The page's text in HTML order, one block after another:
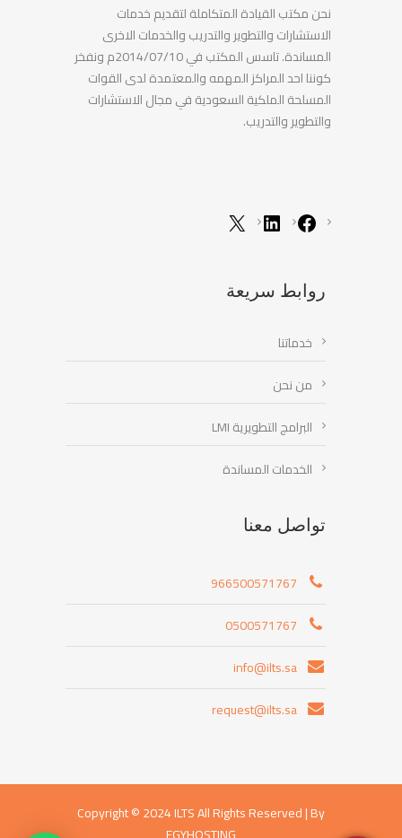
نحن مكتب القيادة المتكاملة لتقديم خدمات
الاستشارات والتطوير والتدريب والخدمات الاخرى
المساندة. تاسس المكتب في 2014/07/10م ونفخر
كوننا احد المراكز المهمه والمعتمدة لدى القوات
المسلحة الملكية السعودية في مجال الاستشارات
والتطوير والتدريب.
روابط سريعة
خدماتنا
من نحن
البرامج التطويرية LMI
الخدمات المساندة
تواصل معنا
966500571767
0500571767
info@ilts.sa
request@ilts.sa
Copyright © 2024 ILTS All Rights Reserved |By